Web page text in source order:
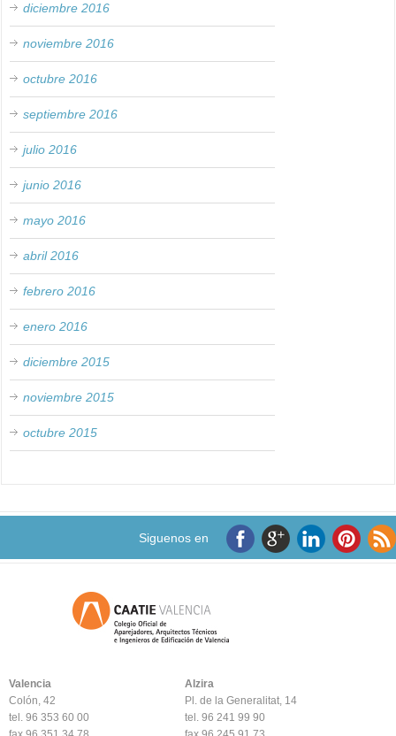
diciembre 2016
noviembre 2016
octubre 2016
septiembre 2016
julio 2016
junio 2016
mayo 2016
abril 2016
febrero 2016
enero 2016
diciembre 2015
noviembre 2015
octubre 2015
Siguenos en
Valencia
Colón, 42
tel. 96 353 60 00
Alzira
Pl. de la Generalitat, 14
tel. 96 241 99 90